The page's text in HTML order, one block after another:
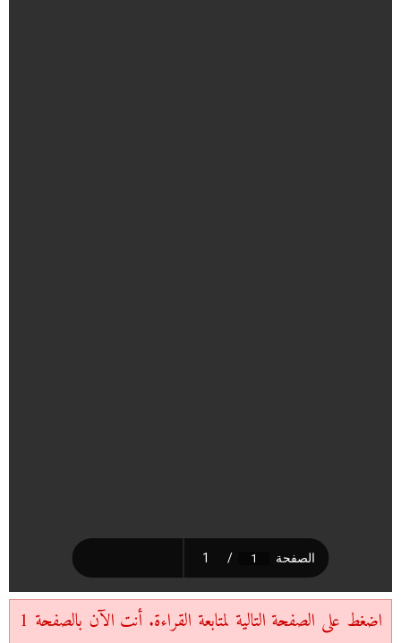
اضغط على الصفحة التالية لمتابعة القراءة. أنت الآن بالصفحة 1